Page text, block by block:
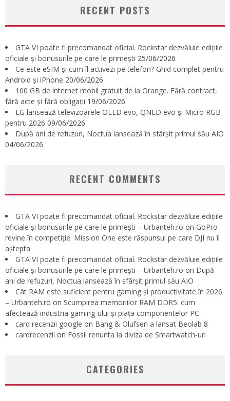
RECENT POSTS
GTA VI poate fi precomandat oficial. Rockstar dezvăluie edițiile
oficiale și bonusurile pe care le primești 25/06/2026
Ce este eSIM și cum îl activezi pe telefon? Ghid complet pentru
Android și iPhone 20/06/2026
100 GB de internet mobil gratuit de la Orange. Fără contract,
fără acte și fără obligații 19/06/2026
LG lansează televizoarele OLED evo, QNED evo și Micro RGB
pentru 2026 09/06/2026
După ani de refuzuri, Noctua lansează în sfârșit primul său AIO
04/06/2026
RECENT COMMENTS
GTA VI poate fi precomandat oficial. Rockstar dezvăluie edițiile
oficiale și bonusurile pe care le primești – Urbanteh.ro on GoPro
revine în competiție: Mission One este răspunsul pe care DJI nu îl
aștepta
GTA VI poate fi precomandat oficial. Rockstar dezvăluie edițiile
oficiale și bonusurile pe care le primești – Urbanteh.ro on După
ani de refuzuri, Noctua lansează în sfârșit primul său AIO
Cât RAM este suficient pentru gaming și productivitate în 2026
– Urbanteh.ro on Scumpirea memoriilor RAM DDR5: cum
afectează industria gaming-ului și piața componentelor PC
card recenzii google on Bang & Olufsen a lansat Beolab 8
cardrecenzii on Fossil renunta la diviza de Smartwatch-uri
CATEGORIES